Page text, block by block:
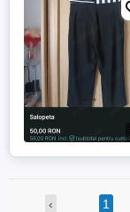
‹ 1